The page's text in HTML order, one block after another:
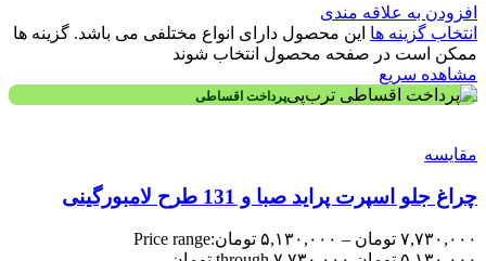
افزودن به علاقه مندی
انتخاب گزینه ها این محصول دارای انواع مختلفی می باشد. گزینه ها
ممکن است در صفحه محصول انتخاب شوند
مشاهده سریع
پرداخت اقساطی
مقایسه
چراغ جلو اسپرت پراید صبا و 131 طرح لامبورگینی
۷,۷۳۰,۰۰۰ تومان – ۵,۱۳۰,۰۰۰ تومانPrice range: